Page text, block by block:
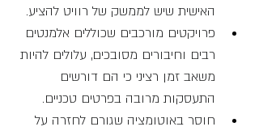
האישית שיש לממשק של רוויט להציע.
פרויקטים מורכבים שכוללים אלמנטים
רבים וחיבורים מסובכים, עלולים להיות
משאב זמן רציני כי הם דורשים
התעסקות מרובה בפרטים טכניים.
חוסר באוטומציה שגורם לחזרה על